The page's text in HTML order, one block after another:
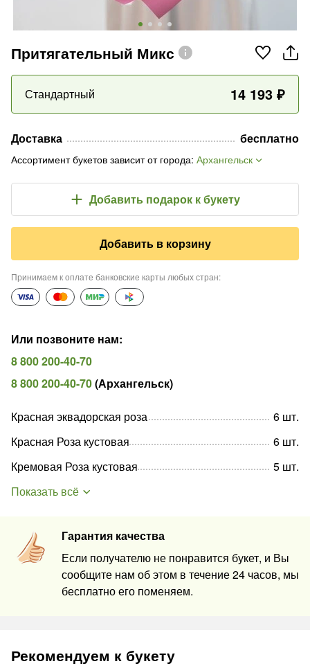
Притягательный Микс
Стандартный 14 193 ₽
Доставка бесплатно
Ассортимент букетов зависит от города: Архангельск
Добавить подарок к букету
Добавить в корзину
Принимаем к оплате банковские карты любых стран:
Или позвоните нам:
8 800 200-40-70
8 800 200-40-70(Архангельск)
Гарантия качества
Если получателю не понравится букет, и Вы
сообщите нам об этом в течение 24 часов, мы
бесплатно его поменяем.
Красная эквадорская роза 6 шт.
Красная Роза кустовая
6 шт.
Кремовая Роза кустовая
5 шт.
Показать всё
Рекомендуем к букету